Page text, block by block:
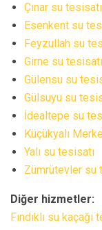
Çınar su tesisatı
Esenkent su
Feyzullah su
Girne su tesisatı
Gülensu su
Gülsuyu su
İdealtepe su
Küçükyalı
Yalı su tesisatı
Zümrütevler su
Diğer hizmetler:
Fındıklı su kaçağı